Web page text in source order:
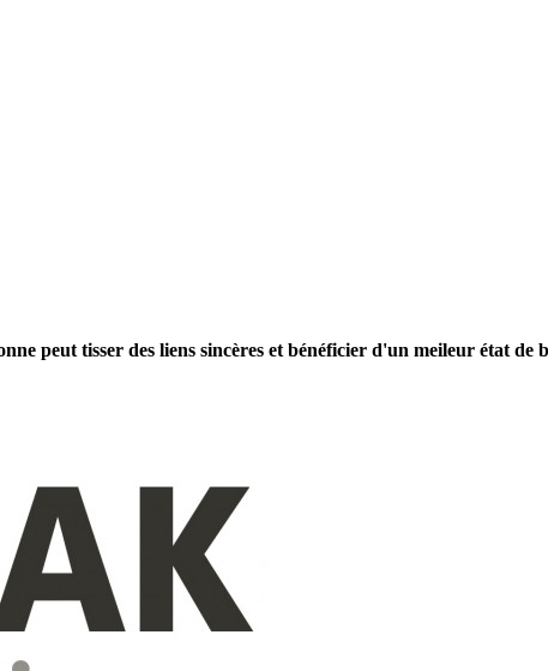
peut tisser des liens sincères et bénéficier d'un meileur état